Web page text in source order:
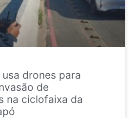
usa drones para
de
na ciclofaixa da